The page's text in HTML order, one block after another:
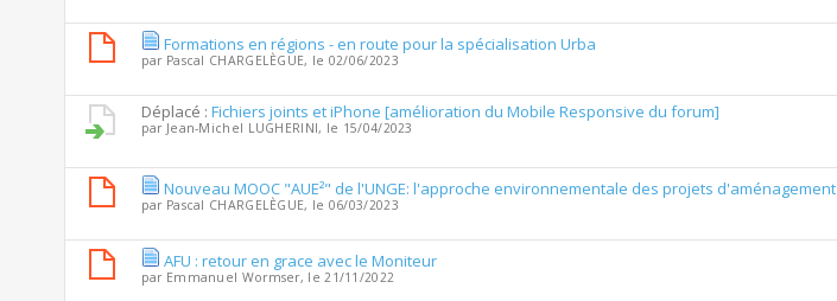
Formations en régions - en route pour la spécialisation Urba
par Pascal CHARGELÈGUE, le 02/06/2023
Déplacé : Fichiers joints et iPhone [amélioration du Mobile Responsive du forum]
par Jean-Michel LUGHERINI, le 15/04/2023
Nouveau MOOC "AUE²" de l'UNGE: l'approche environnementale des projets d'aménagement
par Pascal CHARGELÈGUE, le 06/03/2023
AFU : retour en grace avec le Moniteur
par Emmanuel Wormser, le 21/11/2022